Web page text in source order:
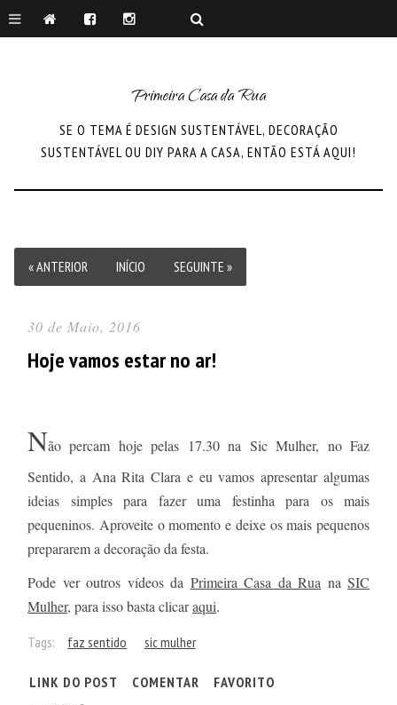
Primeira Casa da Rua
SE O TEMA É DESIGN SUSTENTÁVEL, DECORAÇÃO
SUSTENTÁVEL OU DIY PARA A CASA, ENTÃO ESTÁ AQUI!
« ANTERIOR INÍCIO SEGUINTE »
30 de Maio, 2016
Hoje vamos estar no ar!
Não percam hoje pelas 17.30 na Sic Mulher, no Faz
Sentido, a Ana Rita Clara e eu vamos apresentar algumas
ideias simples para fazer uma festinha para os mais
pequeninos. Aproveite o momento e deixe os mais pequenos
prepararem a decoração da festa.
Pode ver outros vídeos da Primeira Casa da Rua na SIC
Mulher, para isso basta clicaraqui.
Tags: faz sentido sic mulher
LINK DO POST COMENTAR FAVORITO